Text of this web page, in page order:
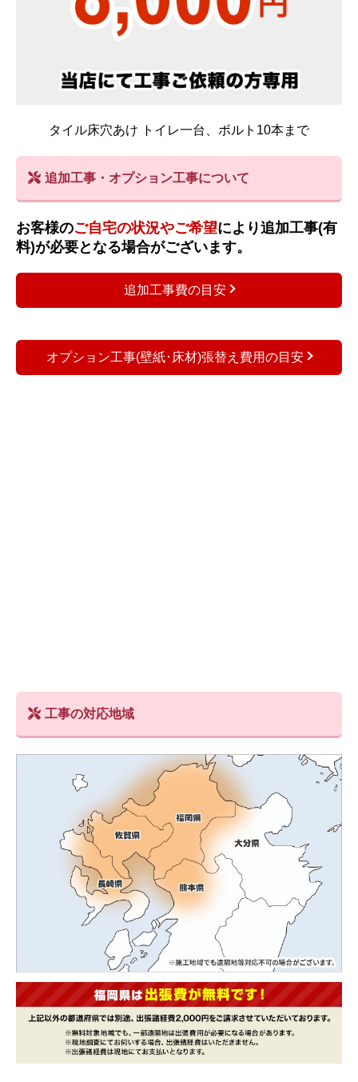
タイル床穴あけ トイレ一台、ボルト10本まで
追加工事・オプション工事について
お客様のご自宅の状況やご希望により追加工事(有
料)が必要となる場合がございます。
追加工事費の目安
オプション工事(壁紙･床材)張替え費用の目安
工事の対応地域